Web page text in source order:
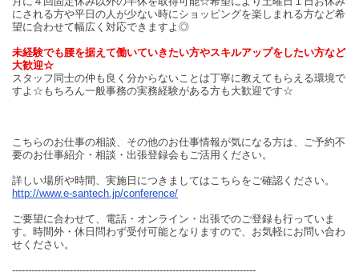
にされる方や平日の人が少ない時にショッピングを楽しまれる方など希
望に合わせて幅広く対応できますよ◎
未経験でも腰を据えて働いていきたい方やスキルアップをしたい方など
大歓迎☆
スタッフ同士の仲も良く分からないことは丁寧に教えてもらえる環境で
すよ☆もちろん一般事務の実務経験がある方も大歓迎です☆
こちらのお仕事の相談、その他のお仕事情報が気になる方は、ご予約不
要のお仕事紹介・相談・出張登録会もご活用ください。
詳しい場所や時間、実施日につきましてはこちらをご確認ください。
http://www.e-santech.jp/conference/
ご要望に合わせて、電話・オンライン・出張でのご登録も行っていま
す。時間外・休日問わず受付可能となりますので、お気軽にお問い合わ
せください。